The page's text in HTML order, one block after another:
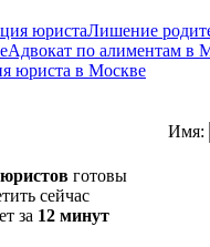
юристаЛишение
Адвокат по алиментам в
юриста в Москве
готовы
сейчас
за 12 минут
Имя: